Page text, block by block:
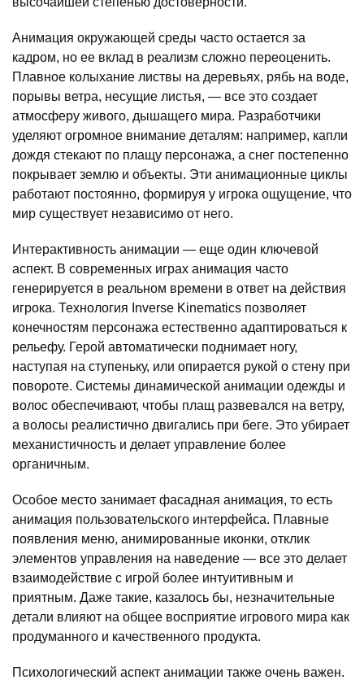
Анимация окружающей среды часто остается за
кадром, но ее вклад в реализм сложно переоценить.
Плавное колыхание листвы на деревьях, рябь на воде,
порывы ветра, несущие листья, — все это создает
атмосферу живого, дышащего мира. Разработчики
уделяют огромное внимание деталям: например, капли
дождя стекают по плащу персонажа, а снег постепенно
покрывает землю и объекты. Эти анимационные циклы
работают постоянно, формируя у игрока ощущение, что
мир существует независимо от него.
Интерактивность анимации — еще один ключевой
аспект. В современных играх анимация часто
генерируется в реальном времени в ответ на действия
игрока. Технология Inverse Kinematics позволяет
конечностям персонажа естественно адаптироваться к
рельефу. Герой автоматически поднимает ногу,
наступая на ступеньку, или опирается рукой о стену при
повороте. Системы динамической анимации одежды и
волос обеспечивают, чтобы плащ развевался на ветру,
а волосы реалистично двигались при беге. Это убирает
механистичность и делает управление более
органичным.
Особое место занимает фасадная анимация, то есть
анимация пользовательского интерфейса. Плавные
появления меню, анимированные иконки, отклик
элементов управления на наведение — все это делает
взаимодействие с игрой более интуитивным и
приятным. Даже такие, казалось бы, незначительные
детали влияют на общее восприятие игрового мира как
продуманного и качественного продукта.
Психологический аспект анимации также очень важен.